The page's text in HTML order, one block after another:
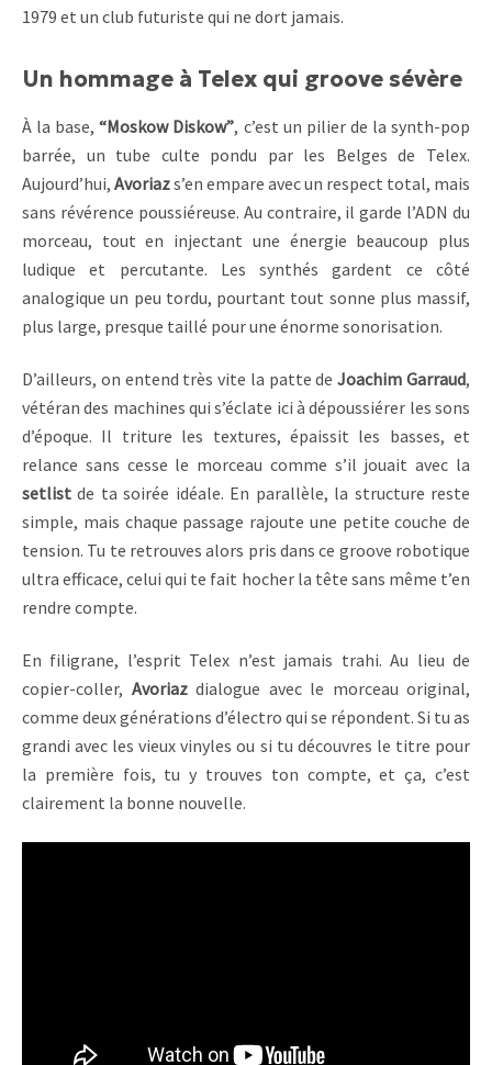
1979 et un club futuriste qui ne dort jamais.
Un hommage à Telex qui groove sévère
À la base,“Moskow Diskow”, c’est un pilier de la synth-pop
barrée, un tube culte pondu par les Belges de Telex.
Aujourd’hui, Avoriazs’en empare avec un respect total, mais
sans révérence poussiéreuse. Au contraire, il garde l’ADN du
morceau, tout en injectant une énergie beaucoup plus
ludique et percutante. Les synthés gardent ce côté
analogique un peu tordu, pourtant tout sonne plus massif,
plus large, presque taillé pour une énorme sonorisation.
D’ailleurs, on entend très vite la patte deJoachim Garraud,
vétéran des machines qui s’éclate ici à dépoussiérer les sons
d’époque. Il triture les textures, épaissit les basses, et
relance sans cesse le morceau comme s’il jouait avec la
setlist de ta soirée idéale. En parallèle, la structure reste
simple, mais chaque passage rajoute une petite couche de
tension. Tu te retrouves alors pris dans ce groove robotique
ultra efficace, celui qui te fait hocher la tête sans même t’en
rendre compte.
En filigrane, l’esprit Telex n’est jamais trahi. Au lieu de
copier-coller, Avoriazdialogue avec le morceau original,
comme deux générations d’électro qui se répondent. Si tu as
grandi avec les vieux vinyles ou si tu découvres le titre pour
la première fois, tu y trouves ton compte, et ça, c’est
clairement la bonne nouvelle.